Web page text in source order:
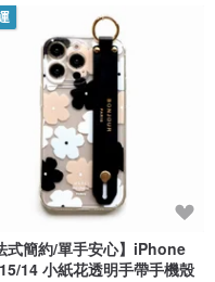
式簡約/單手安心】iPhone
14 小紙花透明手帶手機殼